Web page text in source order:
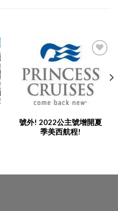
Wishlist
號外! 2022公主號增開夏
季美西航程!